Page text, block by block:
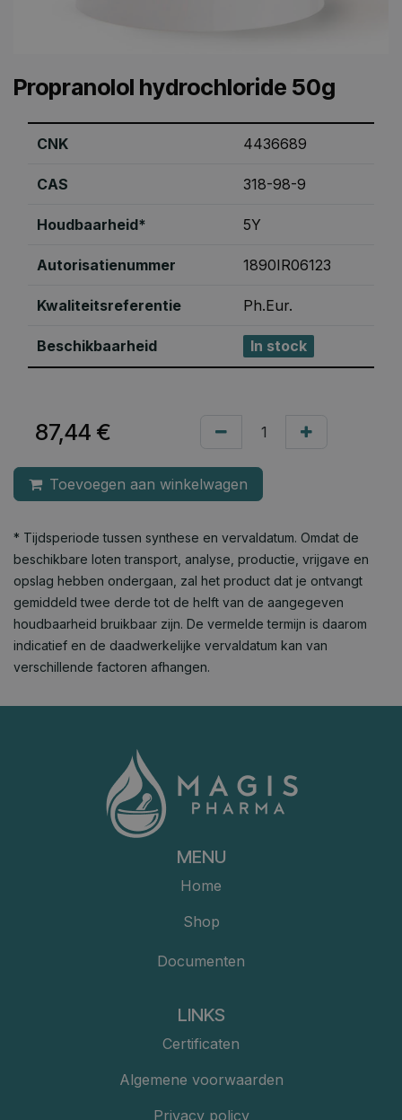
Propranolol hydrochloride 50g
CNK 4436689
CAS 318-98-9
Houdbaarheid* 5Y
Autorisatienummer 1890IR06123
Kwaliteitsreferentie Ph.Eur.
Beschikbaarheid In stock
87,44 €
Toevoegen aan winkelwagen
* Tijdsperiode tussen synthese en vervaldatum. Omdat de
beschikbare loten transport, analyse, productie, vrijgave en
opslag hebben ondergaan, zal het product dat je ontvangt
gemiddeld twee derde tot de helft van de aangegeven
houdbaarheid bruikbaar zijn. De vermelde termijn is daarom
indicatief en de daadwerkelijke vervaldatum kan van
verschillende factoren afhangen.
MENU
Home
Shop
Documenten
LINKS
Certificaten
Algemene voorwaarden
Privacy policy